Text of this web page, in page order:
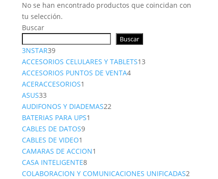
No se han encontrado productos que coincidan con
tu selección.
Buscar
Buscar
3NSTAR3939
productos
ACCESORIOS CELULARES Y TABLETS1313
ACCESORIOS PUNTOS DE VENTA44
ACERACCESORIOS1
ASUS3333
productos
AUDIFONOS Y DIADEMAS2222
BATERIAS PARA UPS1
CABLES DE DATOS99
CABLES DE VIDEO1
producto
CAMARAS DE ACCION1
CASA INTELIGENTE88
productos
COLABORACION Y COMUNICACIONES UNIFICADAS22